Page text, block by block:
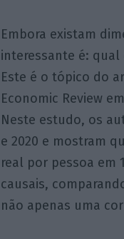
Embora existam
interessante é:
Este é o tópico do
Economic Review
Neste estudo, os
e 2020 e mostram
real por pessoa em
causais,
não apenas uma